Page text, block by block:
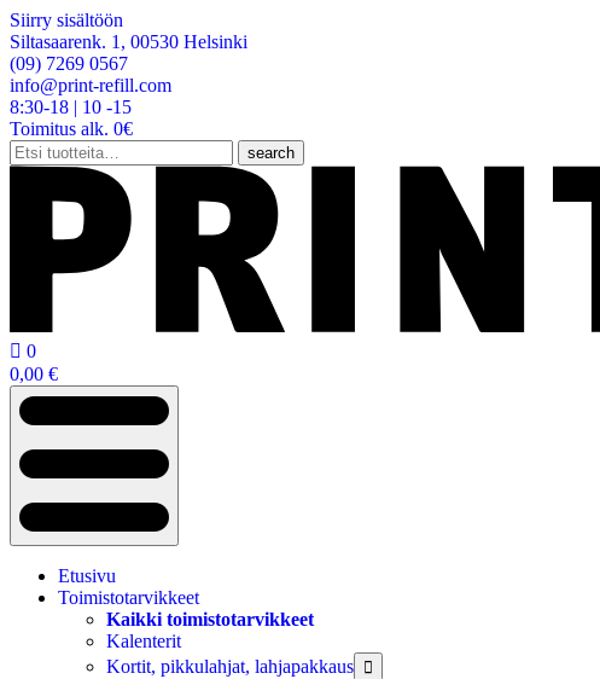
Siirry sisältöön
Siltasaarenk. 1, 00530 Helsinki
(09) 7269 0567
info@print-refill.com
8:30-18 | 10 -15
Toimitus alk. 0€
Etsi:
search
 0
0,00 €
Etusivu
Toimistotarvikkeet
Kaikki toimistotarvikkeet
Kalenterit
Kortit, pikkulahjat, lahjapakkaus
